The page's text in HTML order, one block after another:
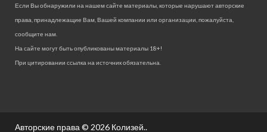
Если Вы обнаружили на нашем сайте материалы, которые нарушают авторские
права, принадлежащие Вам, Вашей компании или организации, пожалуйста,
сообщите нам.
На сайте могут быть опубликованы материалы 18+!
При цитировании ссылка на источник обязательна.
Авторские права © 2026 Колизей..